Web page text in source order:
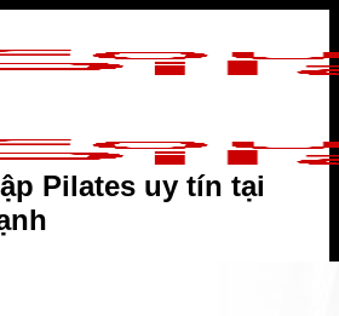
Pilates uy tín tại